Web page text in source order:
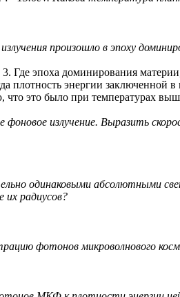
произошло в эпоху
Где эпоха доминирования
плотность энергии
это было при температурах
излучение. Выразить
одинаковыми абсолютными
их радиусов?
фотонов микроволнового